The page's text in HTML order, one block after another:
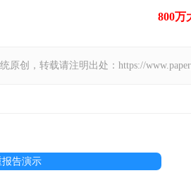
800万
原创，转载请注明出处：https://
告演示